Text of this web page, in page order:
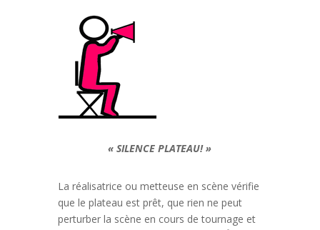
« SILENCE PLATEAU! »
La réalisatrice ou metteuse en scène vérifie
que le plateau est prêt, que rien ne peut
perturber la scène en cours de tournage et